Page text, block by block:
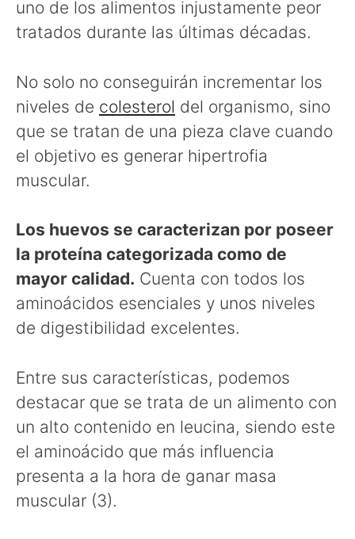
uno de los alimentos injustamente peor
tratados durante las últimas décadas.
No solo no conseguirán incrementar los
niveles de colesterol del organismo, sino
que se tratan de una pieza clave cuando
el objetivo es generar hipertrofia
muscular.
Los huevos se caracterizan por poseer
la proteína categorizada como de
mayor calidad. Cuenta con todos los
aminoácidos esenciales y unos niveles
de digestibilidad excelentes.
Entre sus características, podemos
destacar que se trata de un alimento con
un alto contenido en leucina, siendo este
el aminoácido que más influencia
presenta a la hora de ganar masa
muscular (3).